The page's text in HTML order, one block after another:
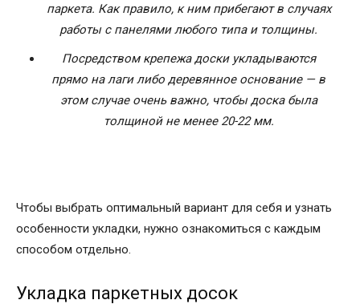
паркета. Как правило, к ним прибегают в случаях
работы с панелями любого типа и толщины.
Посредством крепежа доски укладываются
прямо на лаги либо деревянное основание — в
этом случае очень важно, чтобы доска была
толщиной не менее 20-22 мм.
Чтобы выбрать оптимальный вариант для себя и узнать
особенности укладки, нужно ознакомиться с каждым
способом отдельно.
Укладка паркетных досок